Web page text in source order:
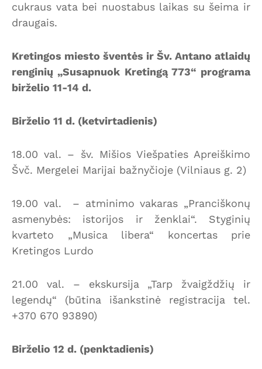
cukraus vata bei nuostabus laikas su šeima ir
draugais.
Kretingos miesto šventės ir Šv. Antano atlaidų
renginių „Susapnuok Kretingą 773“ programa
birželio 11-14 d.
Birželio 11 d. (ketvirtadienis)
18.00 val. – šv. Mišios Viešpaties Apreiškimo
Švč. Mergelei Marijai bažnyčioje (Vilniaus g. 2)
19.00 val. – atminimo vakaras „Pranciškonų
asmenybės: istorijos ir ženklai“. Styginių
kvarteto „Musica libera“ koncertas prie
Kretingos Lurdo
21.00 val. – ekskursija „Tarp žvaigždžių ir
legendų“ (būtina išankstinė registracija tel.
+370 670 93890)
Birželio 12 d. (penktadienis)